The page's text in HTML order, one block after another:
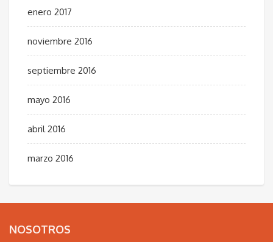
enero 2017
noviembre 2016
septiembre 2016
mayo 2016
abril 2016
marzo 2016
NOSOTROS